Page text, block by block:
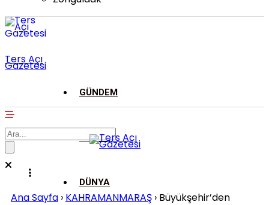
Ters Açı
Gazetesi
GÜNDEM
ASAYİŞ
DÜNYA
Ana Sayfa › KAHRAMANMARAŞ › Büyükşehir’den